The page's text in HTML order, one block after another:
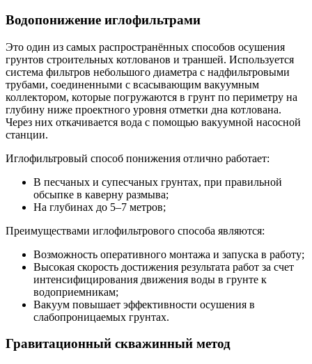
Водопонижение иглофильтрами
Это один из самых распространённых способов осушения
грунтов строительных котлованов и траншей. Используется
система фильтров небольшого диаметра с надфильтровыми
трубами, соединенными с всасывающим вакуумным
коллектором, которые погружаются в грунт по периметру на
глубину ниже проектного уровня отметки дна котлована.
Через них откачивается вода с помощью вакуумной насосной
станции.
Иглофильтровый способ понижения отлично работает:
В песчаных и супесчаных грунтах, при правильной
обсыпке в каверну размыва;
На глубинах до 5–7 метров;
Преимуществами иглофильтрового способа являются:
Возможность оперативного монтажа и запуска в работу;
Высокая скорость достижения результата работ за счет
интенсифицирования движения воды в грунте к
водоприемникам;
Вакуум повышает эффективности осушения в
слабопроницаемых грунтах.
Гравитационный скважинный метод